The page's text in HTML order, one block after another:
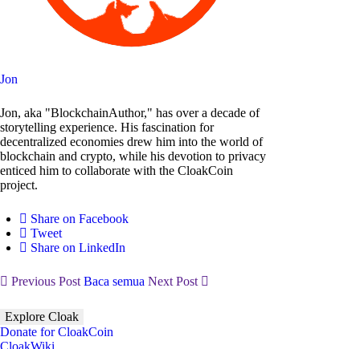
Jon
Jon, aka "BlockchainAuthor," has over a decade of
storytelling experience. His fascination for
decentralized economies drew him into the world of
blockchain and crypto, while his devotion to privacy
enticed him to collaborate with the CloakCoin
project.
Share on Facebook
Tweet
Share on LinkedIn
Previous PostBaca semua Next Post
Explore Cloak
Donate for CloakCoin
CloakWiki